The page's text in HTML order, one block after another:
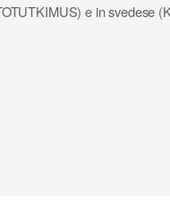
e in svedese